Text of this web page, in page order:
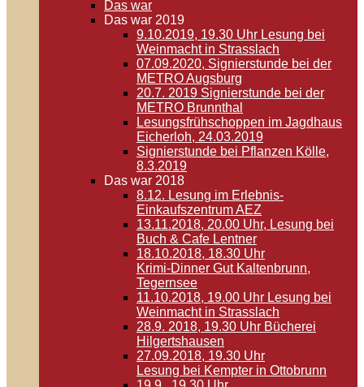
Das war
Das war 2019
9.10.2019, 19.30 Uhr Lesung bei
Weinmacht in Strasslach
07.09.2020, Signierstunde bei der
METRO Augsburg
20.7. 2019 Signierstunde bei der
METRO Brunnthal
Lesungsfrühschoppen im Jagdhaus
Eicherloh, 24.03.2019
Signierstunde bei Pflanzen Kölle,
8.3.2019
Das war 2018
8.12. Lesung im Erlebnis-
Einkaufszentrum AEZ
13.11.2018, 20.00 Uhr, Lesung bei
Buch & Cafe Lentner
18.10.2018, 18.30 Uhr
Krimi-Dinner Gut Kaltenbrunn,
Tegernsee
11.10.2018, 19.00 Uhr Lesung bei
Weinmacht in Strasslach
28.9. 2018, 19.30 Uhr Bücherei
Hilgertshausen
27.09.2018, 19.30 Uhr
Lesung bei Kempter in Ottobrunn